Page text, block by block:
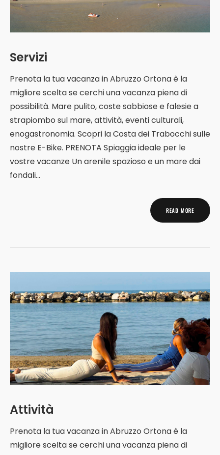
Servizi
Prenota la tua vacanza in Abruzzo Ortona è la
migliore scelta se cerchi una vacanza piena di
possibilità. Mare pulito, coste sabbiose e falesie a
strapiombo sul mare, attività, eventi culturali,
enogastronomia. Scopri la Costa dei Trabocchi sulle
nostre E-Bike. PRENOTA Spiaggia ideale per le
vostre vacanze Un arenile spazioso e un mare dai
fondali...
READ MORE
Attività
Prenota la tua vacanza in Abruzzo Ortona è la
migliore scelta se cerchi una vacanza piena di